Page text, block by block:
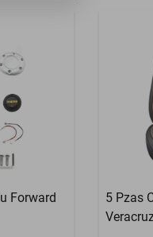
Forward
5 Pzas